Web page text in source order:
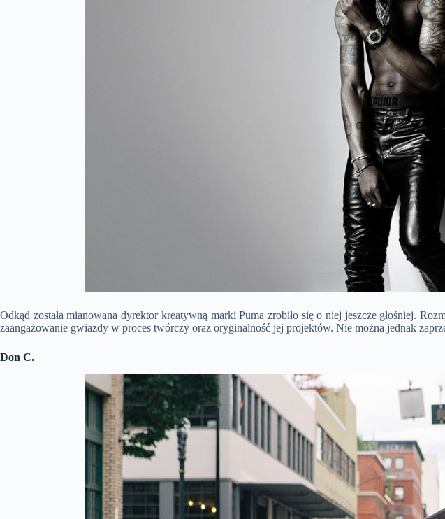
Odkąd została mianowana dyrektor kreatywną marki Puma zrobiło się o niej jeszcze głośniej.
zaangażowanie gwiazdy w proces twórczy oraz oryginalność jej projektów. Nie można jednak
Don C.